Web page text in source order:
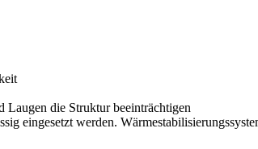
Laugen die Struktur beeinträchtigen
eingesetzt werden.